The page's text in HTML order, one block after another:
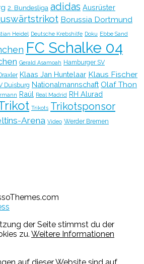
2. Bundesliga adidas Ausrüster
Borussia Dortmund
Heidel Deutsche Krebshilfe Doku Ebbe Sand
FC Schalke 04
Gerald Asamoah Hamburger SV
Klaas Jan Huntelaar Klaus Fischer
Duisburg Nationalmannschaft Olaf Thon
Raúl Real Madrid RH Alurad
Trikots Trikotsponsor
Arena Video Werder Bremen
der Seite stimmst du der
zu. Weitere Informationen